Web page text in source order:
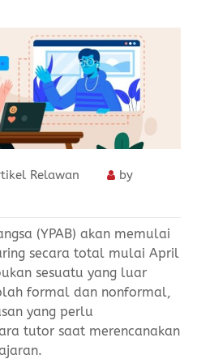
Relawan
by
(YPAB) akan memulai
secara total mulai April
sesuatu yang luar
formal dan nonformal,
yang perlu
tutor saat merencanakan